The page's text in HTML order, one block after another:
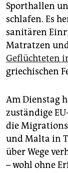
Sporthallen
schlafen. Es
sanitären
Matratzen
Geflüchteten
griechischen
Am Dienstag
zuständige
die
und Malta in
über Wege
– wohl ohne